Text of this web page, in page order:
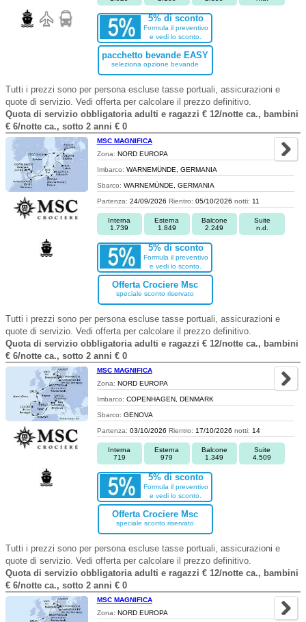
5% di sconto
Formula il preventivo
e vedi lo sconto.
pacchetto bevande EASY
seleziona opzione bevande
Tutti i prezzi sono per persona escluse tasse portuali, assicurazioni e
quote di servizio. Vedi offerta per calcolare il prezzo definitivo.
Quota di servizio obbligatoria adulti e ragazzi € 12/notte ca., bambini
€ 6/notte ca., sotto 2 anni € 0
MSC MAGNIFICA
Zona: NORD EUROPA
Imbarco: WARNEMÜNDE, GERMANIA
Sbarco: WARNEMÜNDE, GERMANIA
Partenza: 24/09/2026 Rientro: 05/10/2026 notti: 11
Interna
1.739
Esterna
1.849
Balcone
2.249
Suite
n.d.
5% di sconto
Formula il preventivo
e vedi lo sconto.
Offerta Crociere Msc
speciale sconto riservato
Tutti i prezzi sono per persona escluse tasse portuali, assicurazioni e
quote di servizio. Vedi offerta per calcolare il prezzo definitivo.
Quota di servizio obbligatoria adulti e ragazzi € 12/notte ca., bambini
€ 6/notte ca., sotto 2 anni € 0
MSC MAGNIFICA
Zona: NORD EUROPA
Imbarco: COPENHAGEN, DENMARK
Sbarco: GENOVA
Partenza: 03/10/2026 Rientro: 17/10/2026 notti: 14
Interna
719
Esterna
979
Balcone
1.349
Suite
4.509
5% di sconto
Formula il preventivo
e vedi lo sconto.
Offerta Crociere Msc
speciale sconto riservato
Tutti i prezzi sono per persona escluse tasse portuali, assicurazioni e
quote di servizio. Vedi offerta per calcolare il prezzo definitivo.
Quota di servizio obbligatoria adulti e ragazzi € 12/notte ca., bambini
€ 6/notte ca., sotto 2 anni € 0
MSC MAGNIFICA
Zona: NORD EUROPA